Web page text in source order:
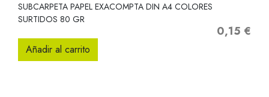
SUBCARPETA PAPEL EXACOMPTA DIN A4 COLORES
SURTIDOS 80 GR
Precio
0,15 €
Añadir al carrito